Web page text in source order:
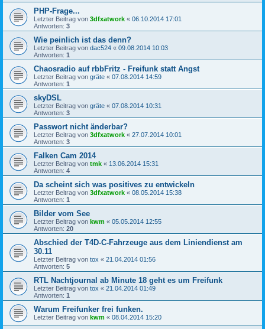
PHP-Frage...
Letzter Beitrag von 3dfxatwork « 06.10.2014 17:01
Antworten: 3
Wie peinlich ist das denn?
Letzter Beitrag von dac524 « 09.08.2014 10:03
Antworten: 1
Chaosradio auf rbbFritz - Freifunk statt Angst
Letzter Beitrag von gräte « 07.08.2014 14:59
Antworten: 1
skyDSL
Letzter Beitrag von gräte « 07.08.2014 10:31
Antworten: 3
Passwort nicht änderbar?
Letzter Beitrag von 3dfxatwork « 27.07.2014 10:01
Antworten: 3
Falken Cam 2014
Letzter Beitrag von tmk « 13.06.2014 15:31
Antworten: 4
Da scheint sich was positives zu entwickeln
Letzter Beitrag von 3dfxatwork « 08.05.2014 15:38
Antworten: 1
Bilder vom See
Letzter Beitrag von kwm « 05.05.2014 12:55
Antworten: 20
Abschied der T4D-C-Fahrzeuge aus dem Liniendienst am
30.11
Letzter Beitrag von tox « 21.04.2014 01:56
Antworten: 5
RTL Nachtjournal ab Minute 18 geht es um Freifunk
Letzter Beitrag von tox « 21.04.2014 01:49
Antworten: 1
Warum Freifunker frei funken.
Letzter Beitrag von kwm « 08.04.2014 15:20